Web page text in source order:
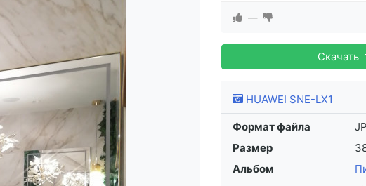
—
Скачать
HUAWEI SNE-LX1
Формат файла
Размер
Альбом